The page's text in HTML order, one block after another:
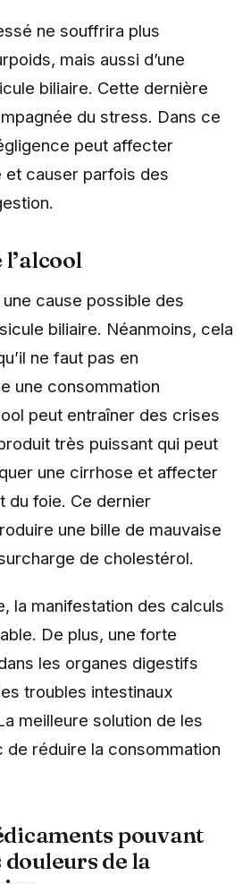
ne souffrira plus
mais aussi d’une
biliaire. Cette dernière
du stress. Dans ce
peut affecter
et causer parfois des
une cause possible des
biliaire. Néanmoins, cela
ne faut pas en
une consommation
peut entraîner des crises
très puissant qui peut
une cirrhose et affecter
du foie. Ce dernier
une bille de mauvaise
de cholestérol.
la manifestation des calculs
De plus, une forte
les organes digestifs
troubles intestinaux
meilleure solution de les
de réduire la consommation
pouvant
de la